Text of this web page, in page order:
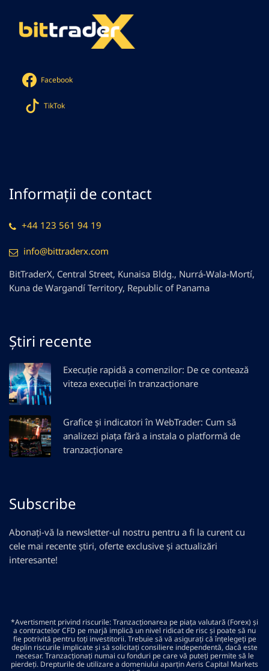
Facebook
TikTok
Informații de contact
+44 123 561 94 19
info@bittraderx.com
BitTraderX, Central Street, Kunaisa Bldg., Nurrá-Wala-Mortí,
Kuna de Wargandí Territory, Republic of Panama
Știri recente
Execuție rapidă a comenzilor: De ce contează
viteza execuției în tranzacționare
Grafice și indicatori în WebTrader: Cum să
analizezi piața fără a instala o platformă de
tranzacționare
Subscribe
Abonați-vă la newsletter-ul nostru pentru a fi la curent cu
cele mai recente știri, oferte exclusive și actualizări
interesante!
*Avertisment privind riscurile: Tranzacționarea pe piața valutară (Forex) și
a contractelor CFD pe marjă implică un nivel ridicat de risc și poate să nu
fie potrivită pentru toți investitorii. Trebuie să vă asigurați că înțelegeți pe
deplin riscurile implicate și să solicitați consiliere independentă, dacă este
necesar. Tranzacționați numai cu fonduri pe care vă puteți permite să le
pierdeți. Drepturile de utilizare a domeniului aparțin Aeris Capital Markets